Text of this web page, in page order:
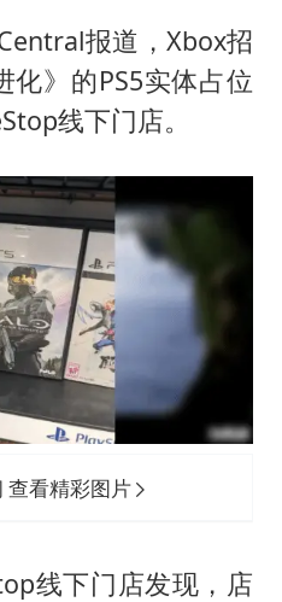
全球最大级别运输船通过长江大桥
央视新主播李秋莹母校发文祝贺
国足U17与阿森纳决赛取消 并列冠军
全力守护市民“菜篮子”
过火把节被抹成黑猫
给四胞胎取名平安喜乐
经理辟谣Bin离队
报道，Xbox招
化》的PS5实体占位
线下门店。
查看精彩图片
线下门店发现，店